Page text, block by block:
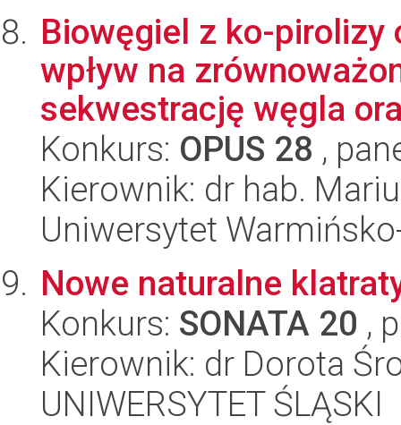
Biowęgiel z ko-pirolizy
wpływ na
sekwestrację węgla
Konkurs: OPUS 28 ,
Kierownik: dr hab.
Uniwersytet
Nowe naturalne
Konkurs: SONATA 20 ,
Kierownik: dr Dorota
UNIWERSYTET ŚLĄSKI